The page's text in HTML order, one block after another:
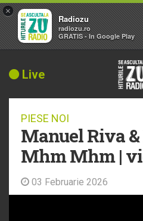
Live
PIESE NOI
Manuel Riva
Mhm Mhm |
03 Februarie 2026
×
Radiozu
radiozu.ro
GRATIS - In Google Play